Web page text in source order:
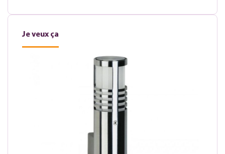
Je veux ça